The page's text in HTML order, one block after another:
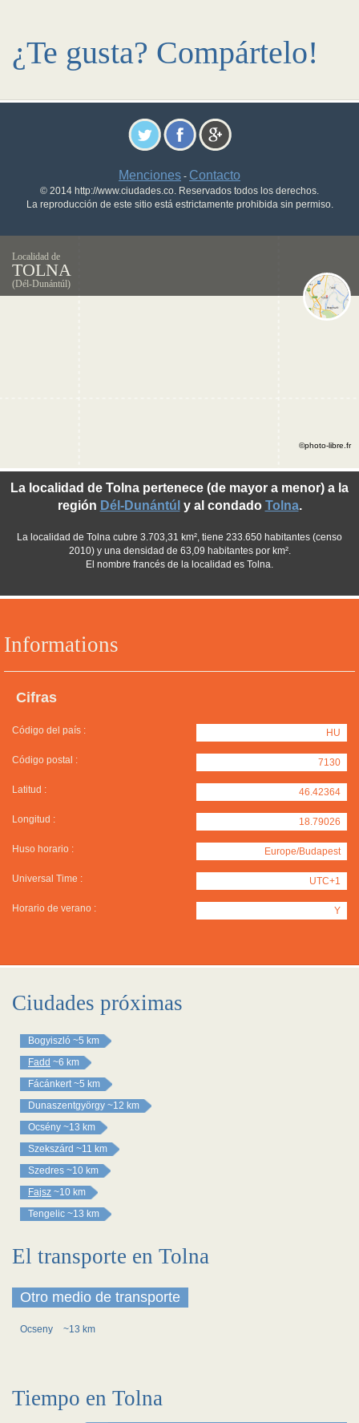
¿Te gusta? Compártelo!
Menciones - Contacto
© 2014 http://www.ciudades.co. Reservados todos los derechos.
La reproducción de este sitio está estrictamente prohibida sin permiso.
Localidad de
TOLNA
(Dél-Dunántúl)
Informations
Cifras
Código del país : HU
Código postal : 7130
Latitud : 46.42364
Longitud : 18.79026
Huso horario : Europe/Budapest
Universal Time : UTC+1
Horario de verano : Y
La localidad de Tolna pertenece (de mayor a menor) a la
región Dél-Dunántúl y al condado Tolna.
La localidad de Tolna cubre 3.703,31 km², tiene 233.650 habitantes (censo
2010) y una densidad de 63,09 habitantes por km².
El nombre francés de la localidad es Tolna.
©photo-libre.fr
Ciudades próximas
Bogyiszló ~5 km
Fadd ~6 km
Fácánkert ~5 km
Dunaszentgyörgy ~12 km
Ocsény ~13 km
Szekszárd ~11 km
Szedres ~10 km
Fajsz ~10 km
Tengelic ~13 km
El transporte en Tolna
Otro medio de transporte
Ocseny ~13 km
Tiempo en Tolna